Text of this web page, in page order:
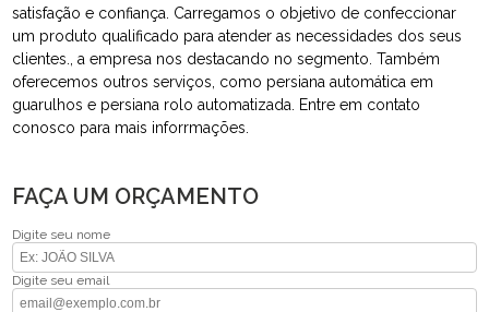
satisfação e confiança. Carregamos o objetivo de confeccionar
um produto qualificado para atender as necessidades dos seus
clientes., a empresa nos destacando no segmento. Também
oferecemos outros serviços, como persiana automática em
guarulhos e persiana rolo automatizada. Entre em contato
conosco para mais inforrmações.
FAÇA UM ORÇAMENTO
Digite seu nome
Digite seu email